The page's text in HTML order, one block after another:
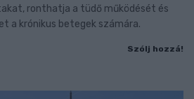
ronthatja a tüdő működését és
a krónikus betegek számára.
Szólj hozzá!